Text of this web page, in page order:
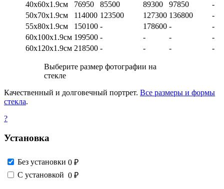
40х60х1.9см 76950 85500 89300 97850
-
50х70х1.9см
114000 123500 127300 136800
-
55х80х1.9см
150100 - 178600 -
-
60х100х1.9см 199500 - - -
-
60х120х1.9см 218500 - - - -
Выберите размер фотографии на
стекле
Качественный и долговечный портрет. Все размеры и формы
стекла.
?
Установка
Без установки 0 ₽
С установкой 0 ₽